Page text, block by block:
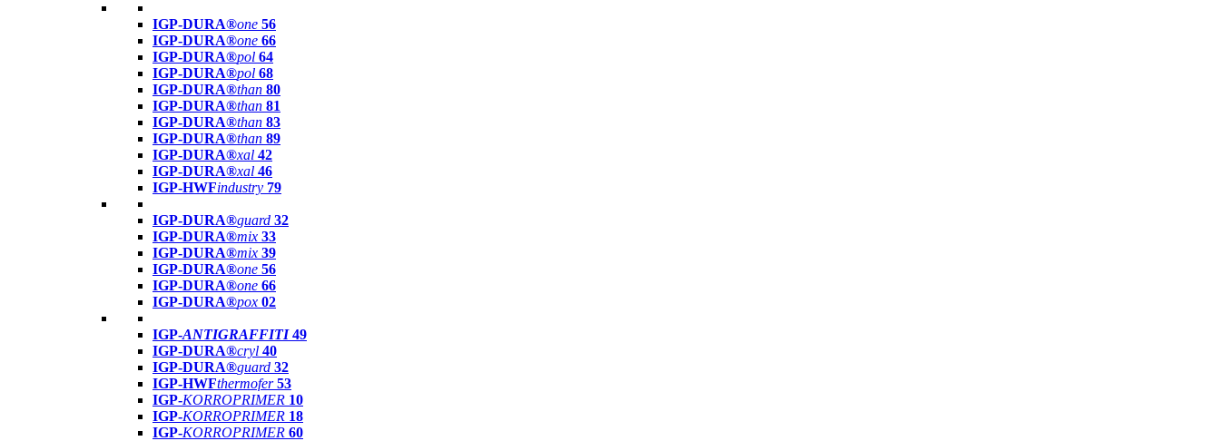
IGP-DURA®one 56
IGP-DURA®one 66
IGP-DURA®pol 64
IGP-DURA®pol 68
IGP-DURA®than 80
IGP-DURA®than 81
IGP-DURA®than 83
IGP-DURA®than 89
IGP-DURA®xal 42
IGP-DURA®xal 46
IGP-HWFindustry 79
IGP-DURA®guard 32
IGP-DURA®mix 33
IGP-DURA®mix 39
IGP-DURA®one 56
IGP-DURA®one 66
IGP-DURA®pox 02
IGP-ANTIGRAFFITI49
IGP-DURA®cryl 40
IGP-DURA®guard 32
IGP-HWFthermofer 53
IGP-KORROPRIMER 10
IGP-KORROPRIMER 18
IGP-KORROPRIMER 60